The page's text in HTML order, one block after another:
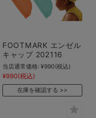
FOOTMARK エンゼル
キャップ 202116
当店通常価格: ¥990(税込)
¥990(税込)
在庫を確認する